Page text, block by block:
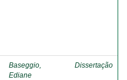
Baseggio,
Ediane
Dissertação